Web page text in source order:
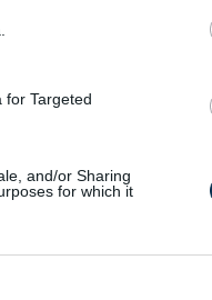
for Targeted
and/or Sharing
for which it
sem
két köztes
vagyonán